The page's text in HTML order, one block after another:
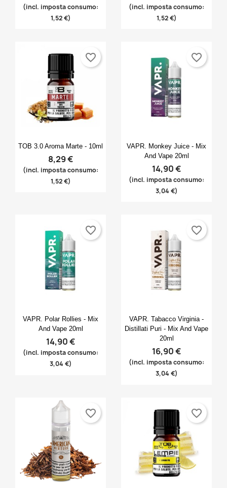
(incl. imposta consumo:
1,52 €)
(incl. imposta consumo:
1,52 €)
 Anteprima
TOB 3.0 Aroma Marte - 10ml
8,29 €
(incl. imposta consumo:
1,52 €)
favorite_border
Anteprima
VAPR. Monkey Juice - Mix
And Vape 20ml
14,90 €
(incl. imposta consumo:
3,04 €)
favorite_border
 Anteprima
VAPR. Polar Rollies - Mix
And Vape 20ml
14,90 €
(incl. imposta consumo:
3,04 €)
favorite_border
 Anteprima
VAPR. Tabacco Virginia -
Distillati Puri - Mix And Vape
20ml
16,90 €
(incl. imposta consumo:
3,04 €)
favorite_border
favorite_border favorite_border